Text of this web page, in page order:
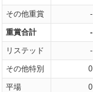
その他重賞
-
重賞合計 -
リステッド -
その他特別 0
平場 0